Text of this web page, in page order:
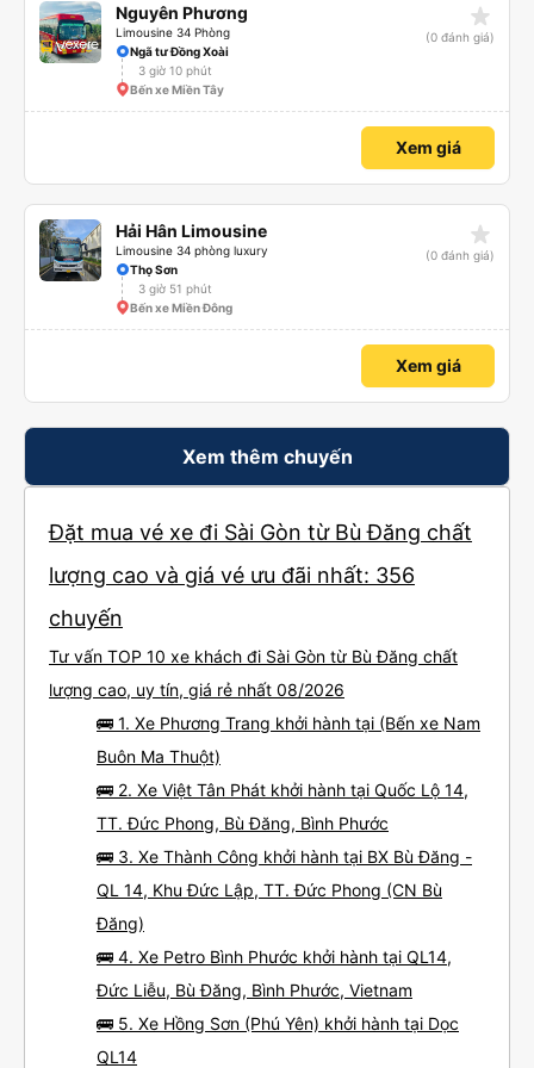
Nguyên Phương
Limousine 34 Phòng
star_rate
(0 đánh giá)
Ngã tư Đồng Xoài
3 giờ 10 phút
Bến xe Miền Tây
Xem giá
Hải Hân Limousine
Limousine 34 phòng luxury
star_rate
(0 đánh giá)
Thọ Sơn
3 giờ 51 phút
Bến xe Miền Đông
Xem giá
Xem thêm chuyến
Đặt mua vé xe đi Sài Gòn từ Bù Đăng chất
lượng cao và giá vé ưu đãi nhất: 356
chuyến
Tư vấn TOP 10 xe khách đi Sài Gòn từ Bù Đăng chất
lượng cao, uy tín, giá rẻ nhất 08/2026
🚌 1. Xe Phương Trang khởi hành tại (Bến xe Nam
Buôn Ma Thuột)
🚌 2. Xe Việt Tân Phát khởi hành tại Quốc Lộ 14,
TT. Đức Phong, Bù Đăng, Bình Phước
🚌 3. Xe Thành Công khởi hành tại BX Bù Đăng -
QL 14, Khu Đức Lập, TT. Đức Phong (CN Bù
Đăng)
🚌 4. Xe Petro Bình Phước khởi hành tại QL14,
Đức Liễu, Bù Đăng, Bình Phước, Vietnam
🚌 5. Xe Hồng Sơn (Phú Yên) khởi hành tại Dọc
QL14